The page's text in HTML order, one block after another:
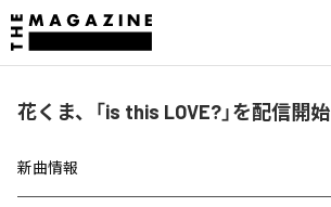
花くま、「is this LOVE?」を配信開始
新曲情報